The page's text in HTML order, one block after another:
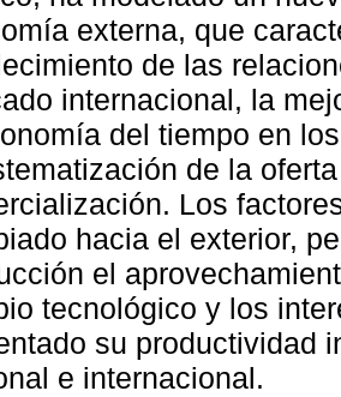
externa, que
de las
internacional, la
del tiempo en
de la
Los
hacia el exterior,
el
tecnológico y los
su productividad
e internacional.